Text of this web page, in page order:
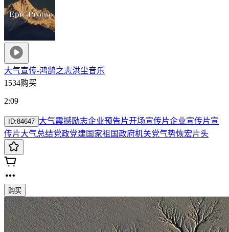
大气宣传-鸿鹄之志洪尘音乐
1534购买
2:09
ID:84647 大气震撼励志企业预告片开场宣传片企业宣传片宣
传片大气总结党政党建国家祖国政府机关党气势恢宏片头
购买